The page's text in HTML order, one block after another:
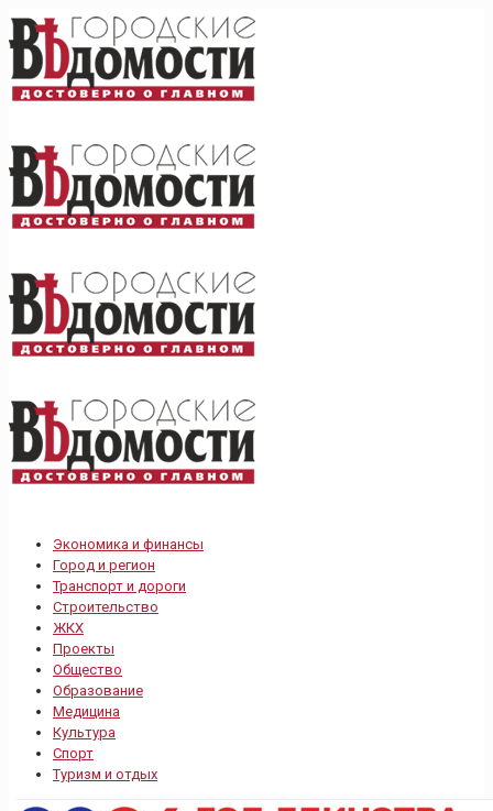
Экономика и финансы
Город и регион
Транспорт и дороги
Строительство
ЖКХ
Проекты
Общество
Образование
Медицина
Культура
Спорт
Туризм и отдых